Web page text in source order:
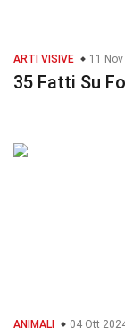
ARTI VISIVE 11
35 Fatti Su
ANIMALI 04 Ott